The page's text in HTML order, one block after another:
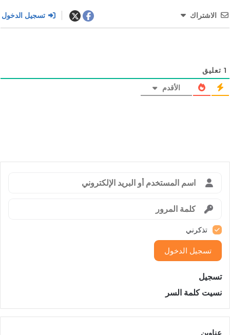
الاشتراك تسجيل الدخول
1 تعليق
الأقدم
تذكرني
تسجيل الدخول
تسجيل
نسيت كلمة السر
عناوين